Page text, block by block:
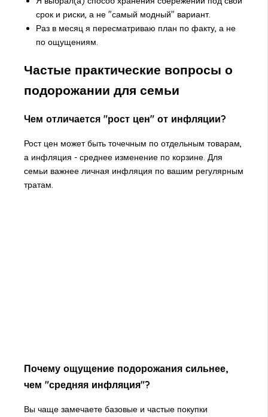
срок и риски, а не "самый модный" вариант.
Раз в месяц я пересматриваю план по факту, а не
по ощущениям.
Частые практические вопросы о
подорожании для семьи
Чем отличается "рост цен" от инфляции?
Рост цен может быть точечным по отдельным товарам,
а инфляция - среднее изменение по корзине. Для
семьи важнее личная инфляция по вашим регулярным
тратам.
Почему ощущение подорожания сильнее,
чем "средняя инфляция"?
Вы чаще замечаете базовые и частые покупки